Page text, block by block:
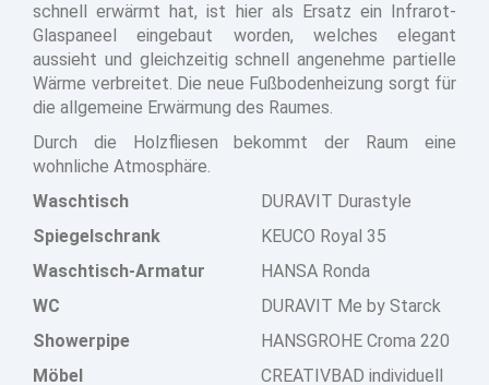
schnell erwärmt hat, ist hier als Ersatz ein Infrarot-
Glaspaneel eingebaut worden, welches elegant
aussieht und gleichzeitig schnell angenehme partielle
Wärme verbreitet. Die neue Fußbodenheizung sorgt für
die allgemeine Erwärmung des Raumes.
Durch die Holzfliesen bekommt der Raum eine
wohnliche Atmosphäre.
Waschtisch
DURAVIT Durastyle
Spiegelschrank
KEUCO Royal 35
Waschtisch-Armatur
HANSA Ronda
WC
DURAVIT Me by Starck
Showerpipe
HANSGROHE Croma 220
Möbel
CREATIVBAD individuell